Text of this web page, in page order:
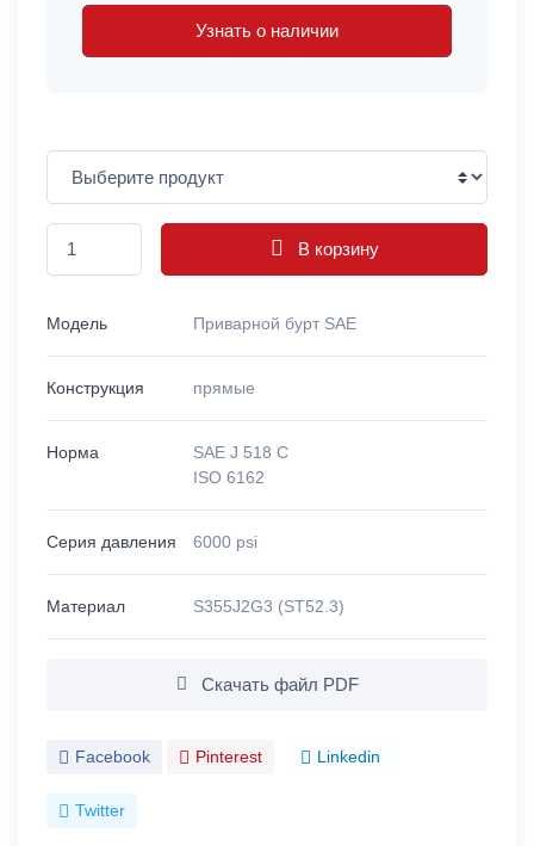
Узнать о наличии
В корзину
Модель Приварной бурт SAE
Конструкция прямые
Норма
SAE J 518 C
ISO 6162
Серия давления 6000 psi
Материал S355J2G3 (ST52.3)
Скачать файл PDF
Facebook Pinterest Linkedin
Twitter